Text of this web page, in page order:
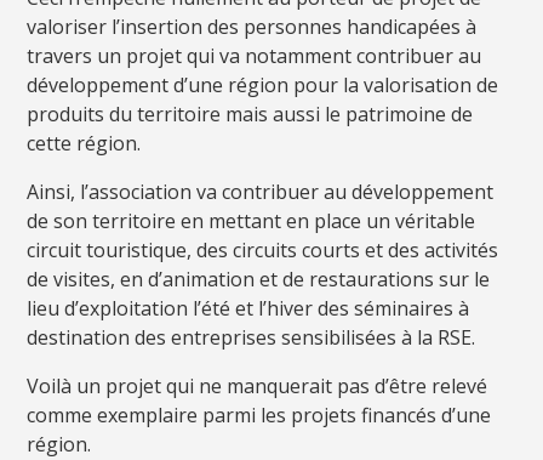
valoriser l’insertion des personnes handicapées à
travers un projet qui va notamment contribuer au
développement d’une région pour la valorisation de
produits du territoire mais aussi le patrimoine de
cette région.
Ainsi, l’association va contribuer au développement
de son territoire en mettant en place un véritable
circuit touristique, des circuits courts et des activités
de visites, en d’animation et de restaurations sur le
lieu d’exploitation l’été et l’hiver des séminaires à
destination des entreprises sensibilisées à la RSE.
Voilà un projet qui ne manquerait pas d’être relevé
comme exemplaire parmi les projets financés d’une
région.